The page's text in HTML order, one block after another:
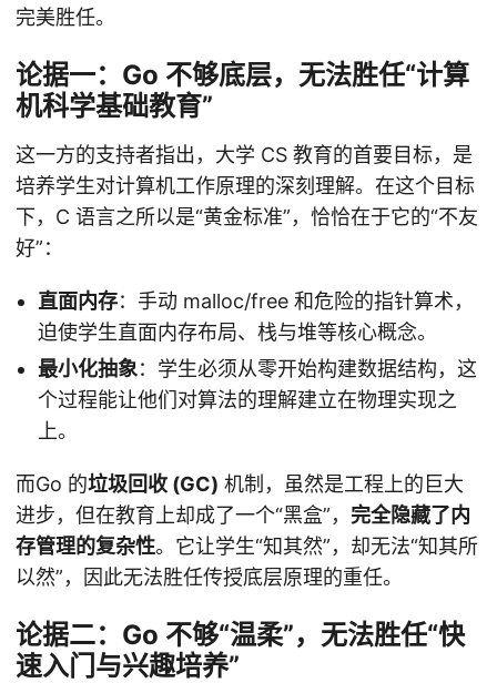
完美胜任。
论据一：Go 不够底层，无法胜任“计算
机科学基础教育”
这一方的支持者指出，大学 CS 教育的首要目标，是
培养学生对计算机工作原理的深刻理解。在这个目标
下，C 语言之所以是“黄金标准”，恰恰在于它的“不友
好”：
直面内存：手动 malloc/free 和危险的指针算术，
迫使学生直面内存布局、栈与堆等核心概念。
最小化抽象：学生必须从零开始构建数据结构，这
个过程能让他们对算法的理解建立在物理实现之
上。
而Go 的垃圾回收 (GC) 机制，虽然是工程上的巨大
进步，但在教育上却成了一个“黑盒”， 完全隐藏了内
存管理的复杂性。它让学生“知其然”，却无法“知其所
以然”，因此无法胜任传授底层原理的重任。
论据二：Go 不够“温柔”，无法胜任“快
速入门与兴趣培养”